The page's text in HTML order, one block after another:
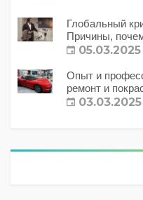
Глобальный
Причины,
с этим делать?
05.03.2025
Опыт и
ремонт и
03.03.2025